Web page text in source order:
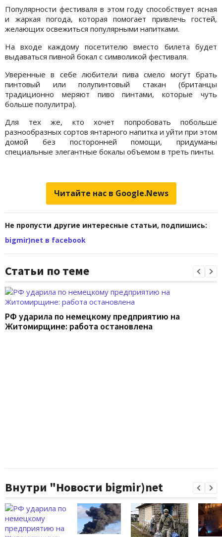
Популярности фестиваля в этом году способствует ясная
и жаркая погода, которая помогает привлечь гостей,
желающих освежиться популярными напитками.
На входе каждому посетителю вместо билета будет
выдаваться пивной бокал с символикой фестиваля.
Уверенные в себе любители пива смело могут брать
пинтовый или полупинтовый стакан (британцы
традиционно меряют пиво пинтами, которые чуть
больше полулитра).
Для тех же, кто хочет попробовать побольше
разнообразных сортов янтарного напитка и уйти при этом
домой без посторонней помощи, придуманы
специальные элегантные бокалы объемом в треть пинты.
Читайте нас в Google.News
Не пропусти другие интересные статьи, подпишись:
bigmir)net в facebook
Статьи по теме
РФ ударила по немецкому предприятию на
Житомирщине: работа остановлена
Внутри "Новости bigmir)net